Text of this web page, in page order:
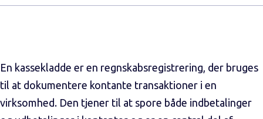
En kassekladde er en regnskabsregistrering, der bruges
til at dokumentere kontante transaktioner i en
virksomhed. Den tjener til at spore både indbetalinger